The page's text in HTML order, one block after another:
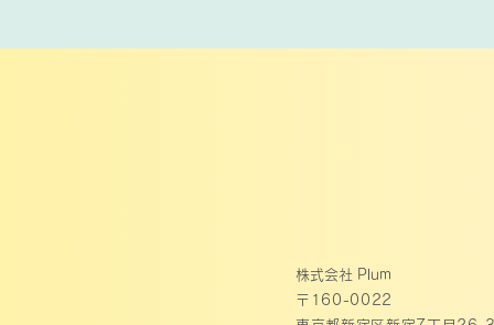
株式会社 Plum
〒160-0022